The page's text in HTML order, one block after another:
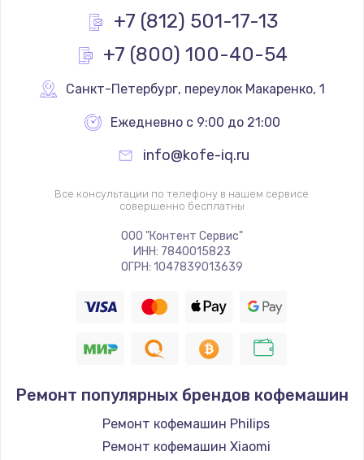
Ремонт электронного узла
Заказать
+7 (812) 501-17-13
+7 (800) 100-40-54
Санкт-Петербург, переулок Макаренко, 1
Ежедневно с 9:00 до 21:00
info@kofe-iq.ru
Все консультации по телефону в нашем сервисе
совершенно бесплатны
ООО "Контент Сервис"
ИНН: 7840015823
ОГРН: 1047839013639
Ремонт популярных брендов кофемашин
Ремонт кофемашин Philips
Ремонт кофемашин Xiaomi